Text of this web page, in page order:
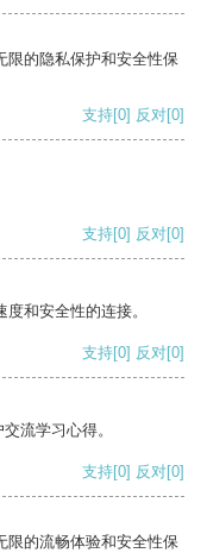
限的隐私保护和安全性保
支持[0] 反对[0]
支持[0] 反对[0]
和安全性的连接。
支持[0] 反对[0]
流学习心得。
支持[0] 反对[0]
限的流畅体验和安全性保